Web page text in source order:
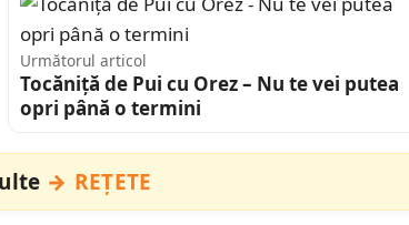
Următorul articol
Tocăniță de Pui cu Orez – Nu te vei putea
opri până o termini
REȚETE